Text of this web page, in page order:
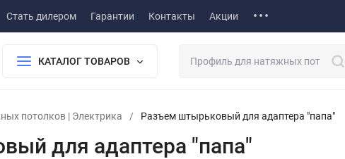
Стать дилером Гарантии Контакты Акции
КАТАЛОГ ТОВАРОВ
потолков | Электрика / Разъем штырьковый для адаптера "папа"
для адаптера "папа"